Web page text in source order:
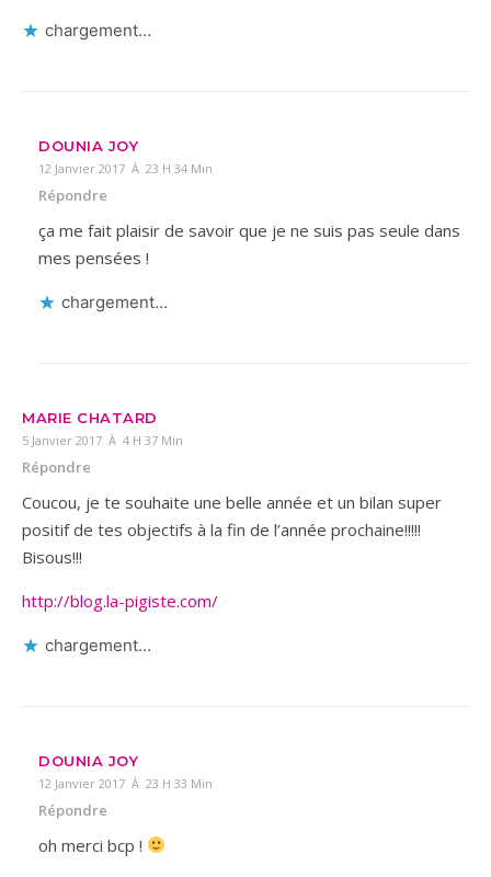
chargement…
DOUNIA JOY
12 Janvier 2017 À 23 H 34 Min
Répondre
ça me fait plaisir de savoir que je ne suis pas seule dans
mes pensées !
chargement…
MARIE CHATARD
5 Janvier 2017 À 4 H 37 Min
Répondre
Coucou, je te souhaite une belle année et un bilan super
positif de tes objectifs à la fin de l’année prochaine!!!!!
Bisous!!!
http://blog.la-pigiste.com/
chargement…
DOUNIA JOY
12 Janvier 2017 À 23 H 33 Min
Répondre
oh merci bcp !